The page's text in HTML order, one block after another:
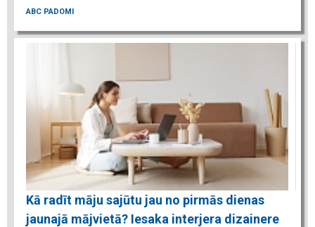
ABC PADOMI
Kā radīt māju sajūtu jau no pirmās dienas
jaunajā mājvietā? Iesaka interjera dizainere